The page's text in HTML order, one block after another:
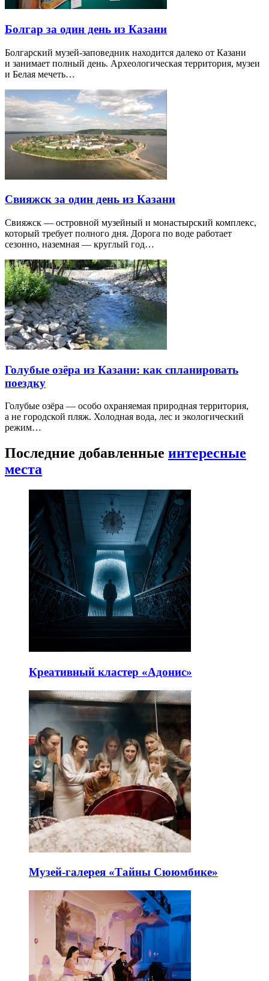
Болгар за один день из Казани
Болгарский музей-заповедник находится далеко от Казани
и занимает полный день. Археологическая территория, музеи
и Белая мечеть…
Свияжск за один день из Казани
Свияжск — островной музейный и монастырский комплекс,
который требует полного дня. Дорога по воде работает
сезонно, наземная — круглый год…
Голубые озёра из Казани: как спланировать
поездку
Голубые озёра — особо охраняемая природная территория,
а не городской пляж. Холодная вода, лес и экологический
режим…
Последние добавленные интересные
места
Креативный кластер «Адонис»
Музей-галерея «Тайны Сююмбике»